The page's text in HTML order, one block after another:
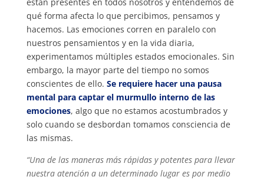
qué forma afecta lo que percibimos, pensamos y
hacemos. Las emociones corren en paralelo con
nuestros pensamientos y en la vida diaria,
experimentamos múltiples estados emocionales. Sin
embargo, la mayor parte del tiempo no somos
conscientes de ello. Se requiere hacer una pausa
mental para captar el murmullo interno de las
emociones, algo que no estamos acostumbrados y
solo cuando se desbordan tomamos consciencia de
las mismas.
“Una de las maneras más rápidas y potentes para llevar
nuestra atención a un determinado lugar es por medio